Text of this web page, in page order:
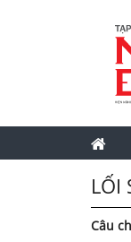
LỐI
Câu